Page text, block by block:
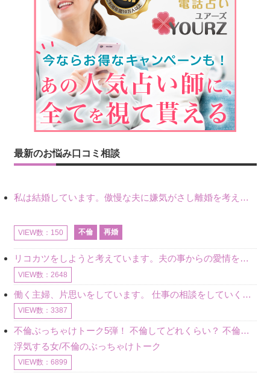
最新のお悩み口コミ相談
私は結婚しています。傲慢な夫に嫌気がさし離婚を考えていたときに、彼と出会いました。彼には恋人がいましたが、話をするうちに、夫とのことを相談するようにな
VIEW数：150 不倫 再婚
リコカツをしようと考えています。夫の事からの愛情を全く感じません。子供がいるので、子供が成長するまではと我慢しています。 まず、お金が必要だと考え、仕事の量も増やしました。ところが、夫は働かず、結局は
VIEW数：2648
働く主婦、片思いをしています。 仕事の相談をしていくうちに、彼のことを好きになりました。私には夫も子供もいます。不倫をしているわけでもなく、もちろん、この気持ちは誰にも話していません。 ラインをする関
VIEW数：3387
不倫ぶっちゃけトーク5弾！ 不倫してどれくらい？ 不倫のあれこれを、なんでもどうぞ♪♪
浮気する女/不倫のぶっちゃけトーク
VIEW数：6899